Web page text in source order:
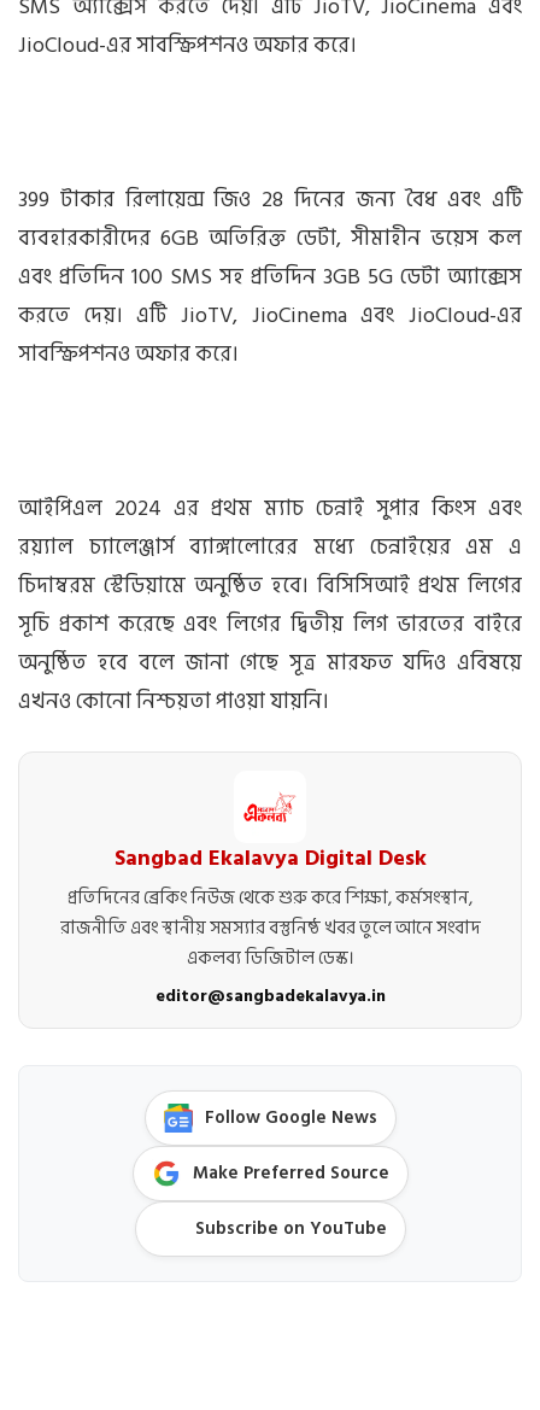
JioCloud-এর সাবস্ক্রিপশনও অফার করে।
399 টাকার রিলায়েন্স জিও 28 দিনের জন্য বৈধ এবং এটি
ব্যবহারকারীদের 6GB অতিরিক্ত ডেটা, সীমাহীন ভয়েস কল
এবং প্রতিদিন 100 SMS সহ প্রতিদিন 3GB 5G ডেটা অ্যাক্সেস
করতে দেয়। এটি JioTV, JioCinema এবং JioCloud-এর
সাবস্ক্রিপশনও অফার করে।
আইপিএল 2024 এর প্রথম ম্যাচ চেন্নাই সুপার কিংস এবং
রয়্যাল চ্যালেঞ্জার্স ব্যাঙ্গালোরের মধ্যে চেন্নাইয়ের এম এ
চিদাম্বরম স্টেডিয়ামে অনুষ্ঠিত হবে। বিসিসিআই প্রথম লিগের
সূচি প্রকাশ করেছে এবং লিগের দ্বিতীয় লিগ ভারতের বাইরে
অনুষ্ঠিত হবে বলে জানা গেছে সূত্র মারফত যদিও এবিষয়ে
এখনও কোনো নিশ্চয়তা পাওয়া যায়নি।
Sangbad Ekalavya Digital Desk
প্রতিদিনের ব্রেকিং নিউজ থেকে শুরু করে শিক্ষা, কর্মসংস্থান,
রাজনীতি এবং স্থানীয় সমস্যার বস্তুনিষ্ঠ খবর তুলে আনে সংবাদ
একলব্য ডিজিটাল ডেস্ক।
editor@sangbadekalavya.in
Follow Google News
Make Preferred Source
Subscribe on YouTube